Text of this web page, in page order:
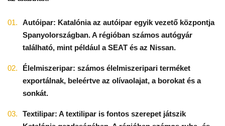
Autóipar: Katalónia az autóipar egyik vezető központja
Spanyolországban. A régióban számos autógyár
található, mint például a SEAT és az Nissan.
Élelmiszeripar: számos élelmiszeripari terméket
exportálnak, beleértve az olívaolajat, a borokat és a
sonkát.
Textilipar: A textilipar is fontos szerepet játszik